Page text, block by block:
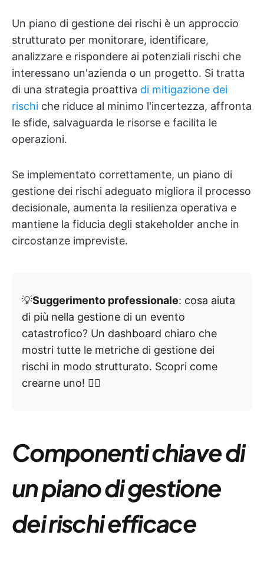
Un piano di gestione dei rischi è un approccio
strutturato per monitorare, identificare,
analizzare e rispondere ai potenziali rischi che
interessano un'azienda o un progetto. Si tratta
di una strategia proattiva di mitigazione dei
rischi che riduce al minimo l'incertezza, affronta
le sfide, salvaguarda le risorse e facilita le
operazioni.
Se implementato correttamente, un piano di
gestione dei rischi adeguato migliora il processo
decisionale, aumenta la resilienza operativa e
mantiene la fiducia degli stakeholder anche in
circostanze impreviste.
💡Suggerimento professionale: cosa aiuta
di più nella gestione di un evento
catastrofico? Un dashboard chiaro che
mostri tutte le metriche di gestione dei
rischi in modo strutturato. Scopri come
crearne uno! 👇🏼
Componenti chiave di
un piano di gestione
dei rischi efficace